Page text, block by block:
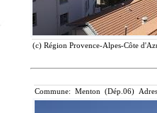
(c) Région Provence-Alpes-Côte
Commune: Menton (Dép.06)